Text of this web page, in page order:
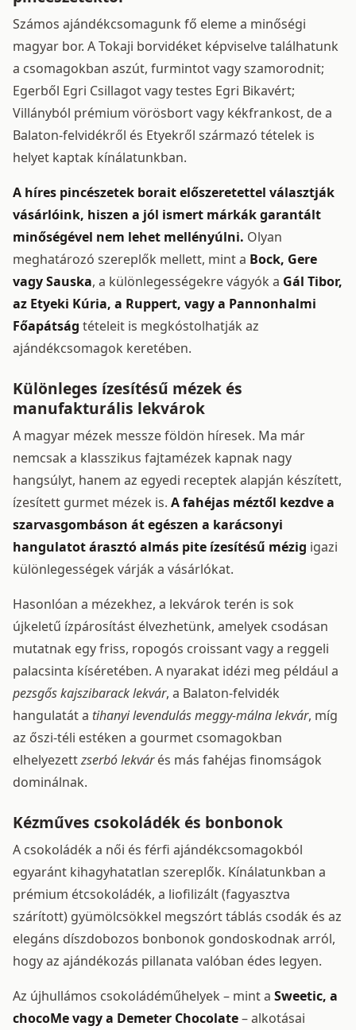
Számos ajándékcsomagunk fő eleme a minőségi
magyar bor. A Tokaji borvidéket képviselve találhatunk
a csomagokban aszút, furmintot vagy szamorodnit;
Egerből Egri Csillagot vagy testes Egri Bikavért;
Villányból prémium vörösbort vagy kékfrankost, de a
Balaton-felvidékről és Etyekről származó tételek is
helyet kaptak kínálatunkban.
A híres pincészetek borait előszeretettel választják
vásárlóink, hiszen a jól ismert márkák garantált
minőségével nem lehet mellényúlni. Olyan
meghatározó szereplők mellett, mint a Bock, Gere
vagy Sauska, a különlegességekre vágyók a Gál Tibor,
az Etyeki Kúria, a Ruppert, vagy a Pannonhalmi
Főapátság tételeit is megkóstolhatják az
ajándékcsomagok keretében.
Különleges ízesítésű mézek és
manufakturális lekvárok
A magyar mézek messze földön híresek. Ma már
nemcsak a klasszikus fajtamézek kapnak nagy
hangsúlyt, hanem az egyedi receptek alapján készített,
ízesített gurmet mézek is. A fahéjas méztől kezdve a
szarvasgombáson át egészen a karácsonyi
hangulatot árasztó almás pite ízesítésű mézig igazi
különlegességek várják a vásárlókat.
Hasonlóan a mézekhez, a lekvárok terén is sok
újkeletű ízpárosítást élvezhetünk, amelyek csodásan
mutatnak egy friss, ropogós croissant vagy a reggeli
palacsinta kíséretében. A nyarakat idézi meg például a
pezsgős kajszibarack lekvár, a Balaton-felvidék
hangulatát a tihanyi levendulás meggy-málna lekvár, míg
az őszi-téli estéken a gourmet csomagokban
elhelyezettzserbó lekvárés más fahéjas finomságok
dominálnak.
Kézműves csokoládék és bonbonok
A csokoládék a női és férfi ajándékcsomagokból
egyaránt kihagyhatatlan szereplők. Kínálatunkban a
prémium étcsokoládék, a liofilizált (fagyasztva
szárított) gyümölcsökkel megszórt táblás csodák és az
elegáns díszdobozos bonbonok gondoskodnak arról,
hogy az ajándékozás pillanata valóban édes legyen.
Az újhullámos csokoládéműhelyek – mint a Sweetic, a
chocoMe vagy a Demeter Chocolate– alkotásai